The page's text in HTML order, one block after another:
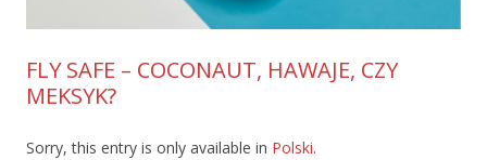
FLY SAFE – COCONAUT, HAWAJE, CZY
MEKSYK?
Sorry, this entry is only available in Polski.